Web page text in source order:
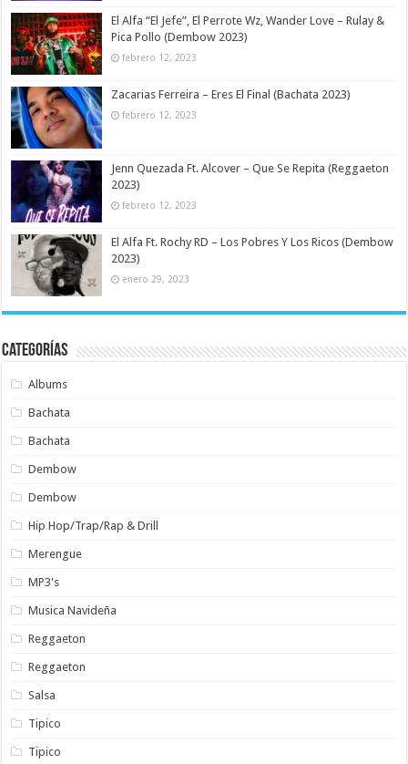
El Alfa “El Jefe”, El Perrote Wz, Wander Love – Rulay &
Pica Pollo (Dembow 2023)
febrero 12, 2023
Zacarias Ferreira – Eres El Final (Bachata 2023)
febrero 12, 2023
Jenn Quezada Ft. Alcover – Que Se Repita (Reggaeton
2023)
febrero 12, 2023
El Alfa Ft. Rochy RD – Los Pobres Y Los Ricos (Dembow
2023)
enero 29, 2023
Categorías
Albums
Bachata
Bachata
Dembow
Dembow
Hip Hop/Trap/Rap & Drill
Merengue
MP3's
Musica Navideña
Reggaeton
Reggaeton
Salsa
Tipico
Tipico